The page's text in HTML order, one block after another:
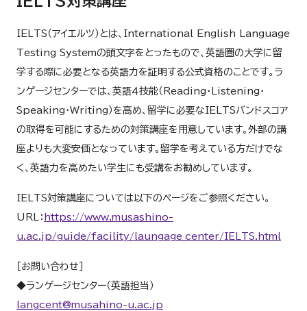
IELTS（アイエルツ）とは、International English Language
Testing Systemの頭文字をとったもので、英語圏の大学に留
学する際に必要となる英語力を証明する公式資格のことです。ラ
ンゲージセンターでは、英語４技能（Reading・Listening・
Speaking・Writing）を高め、留学に必要なIELTSバンドスコア
の取得を可能にするための対策講座を用意しています。外部の講
座よりも大変安価となっています。留学を考えている方だけでな
く、英語力を高めたい学生にも受講をお勧めしています。
IELTS対策講座については以下のページをご参照ください。
URL： https://www.musashino-
u.ac.jp/guide/facility/laungage_center/IELTS.html
［お問い合わせ］
◆ランゲージセンター（英語担当）
langcent@musahino-u.ac.jp